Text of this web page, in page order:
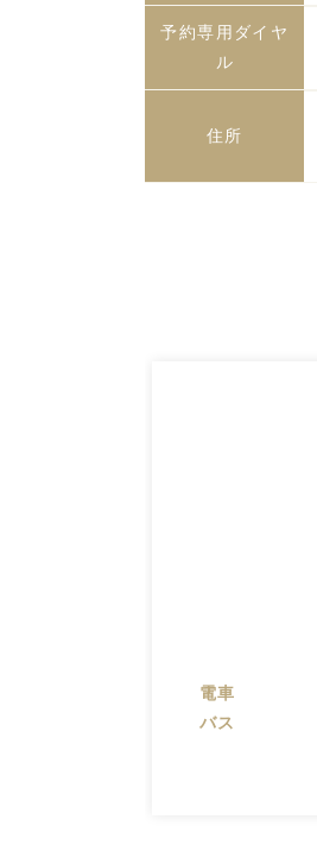
予約専用ダイヤ
ル
住所
電車
バス